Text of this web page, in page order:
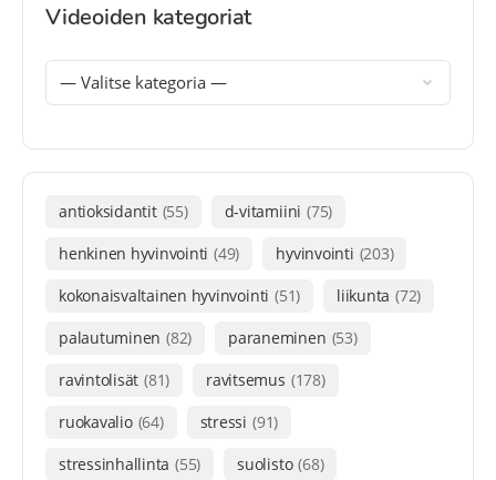
Videoiden kategoriat
antioksidantit (55) d-vitamiini (75)
henkinen hyvinvointi (49) hyvinvointi (203)
kokonaisvaltainen hyvinvointi (51) liikunta (72)
palautuminen (82) paraneminen (53)
ravintolisät (81) ravitsemus (178)
ruokavalio (64) stressi (91)
stressinhallinta (55) suolisto (68)